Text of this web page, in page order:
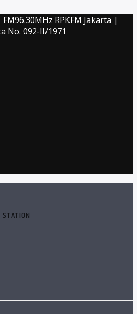
RPKFM Jakarta |
No. 092-II/1971
STATION